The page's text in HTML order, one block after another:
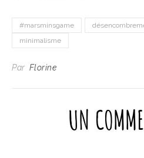
#marsminsgame
minimalisme
Par Florine
UN